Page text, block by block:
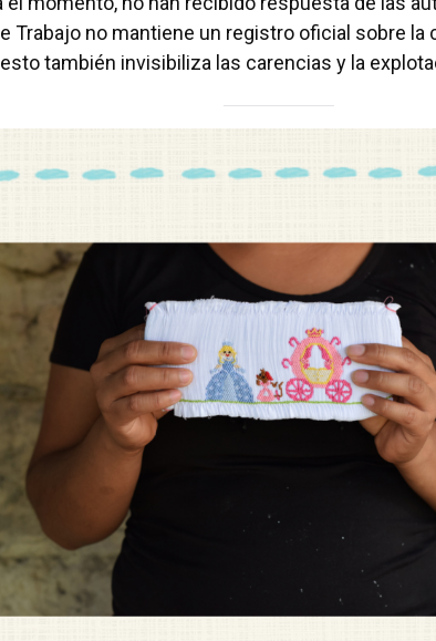
Trabajo no mantiene un registro oficial sobre la
también invisibiliza las carencias y la